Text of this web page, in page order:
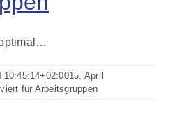
15. April
für Arbeitsgruppen